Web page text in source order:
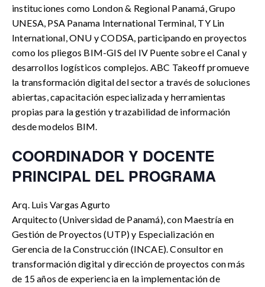
instituciones como London & Regional Panamá, Grupo
UNESA, PSA Panama International Terminal, TY Lin
International, ONU y CODSA, participando en proyectos
como los pliegos BIM-GIS del IV Puente sobre el Canal y
desarrollos logísticos complejos. ABC Takeoff promueve
la transformación digital del sector a través de soluciones
abiertas, capacitación especializada y herramientas
propias para la gestión y trazabilidad de información
desde modelos BIM.
COORDINADOR Y DOCENTE
PRINCIPAL DEL PROGRAMA
Arq. Luis Vargas Agurto
Arquitecto (Universidad de Panamá), con Maestría en
Gestión de Proyectos (UTP) y Especialización en
Gerencia de la Construcción (INCAE). Consultor en
transformación digital y dirección de proyectos con más
de 15 años de experiencia en la implementación de